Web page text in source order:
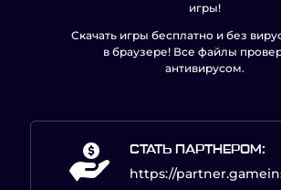
игры!
Скачать игры бесплатно и без
в браузере! Все файлы
антивирусом.
СТАТЬ ПАРТНЕРОМ:
https://